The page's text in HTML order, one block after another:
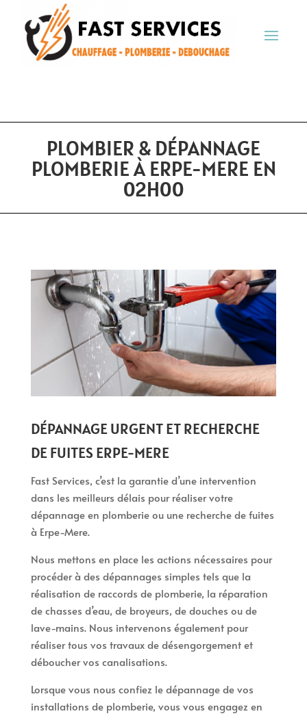
PLOMBIER & DÉPANNAGE
PLOMBERIE À ERPE-MERE EN
02H00
DÉPANNAGE URGENT ET RECHERCHE
DE FUITES ERPE-MERE
Fast Services, c’est la garantie d’une intervention
dans les meilleurs délais pour réaliser votre
dépannage en plomberie ou une recherche de fuites
à Erpe-Mere.
Nous mettons en place les actions nécessaires pour
procéder à des dépannages simples tels que la
réalisation de raccords de plomberie, la réparation
de chasses d’eau, de broyeurs, de douches ou de
lave-mains. Nous intervenons également pour
réaliser tous vos travaux de désengorgement et
déboucher vos canalisations.
Lorsque vous nous confiez le dépannage de vos
installations de plomberie, vous vous engagez en